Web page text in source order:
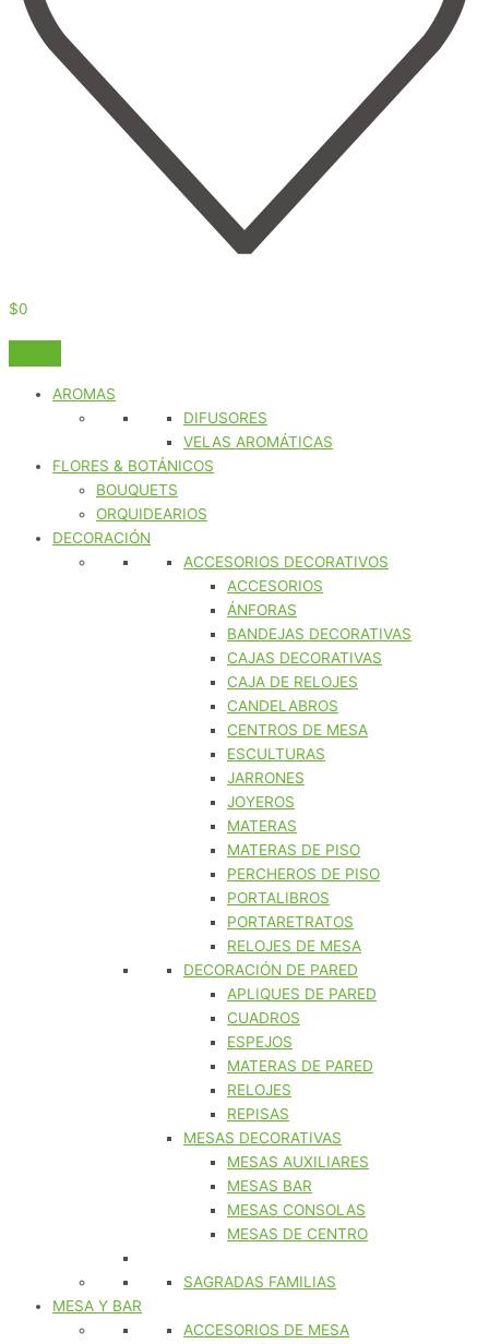
$0
AROMAS
DIFUSORES
VELAS AROMÁTICAS
FLORES & BOTÁNICOS
BOUQUETS
ORQUIDEARIOS
DECORACIÓN
ACCESORIOS DECORATIVOS
ACCESORIOS
ÁNFORAS
BANDEJAS DECORATIVAS
CAJAS DECORATIVAS
CAJA DE RELOJES
CANDELABROS
CENTROS DE MESA
ESCULTURAS
JARRONES
JOYEROS
MATERAS
MATERAS DE PISO
PERCHEROS DE PISO
PORTALIBROS
PORTARETRATOS
RELOJES DE MESA
DECORACIÓN DE PARED
APLIQUES DE PARED
CUADROS
ESPEJOS
MATERAS DE PARED
RELOJES
REPISAS
MESAS DECORATIVAS
MESAS AUXILIARES
MESAS BAR
MESAS CONSOLAS
MESAS DE CENTRO
SAGRADAS FAMILIAS
MESA Y BAR
ACCESORIOS DE MESA